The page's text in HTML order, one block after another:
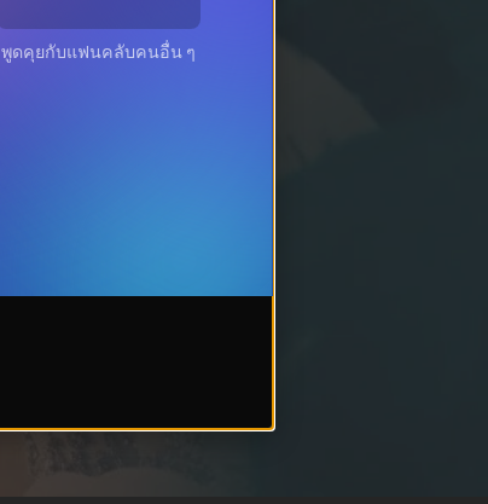
พูดคุยกับแฟนคลับคนอื่น ๆ